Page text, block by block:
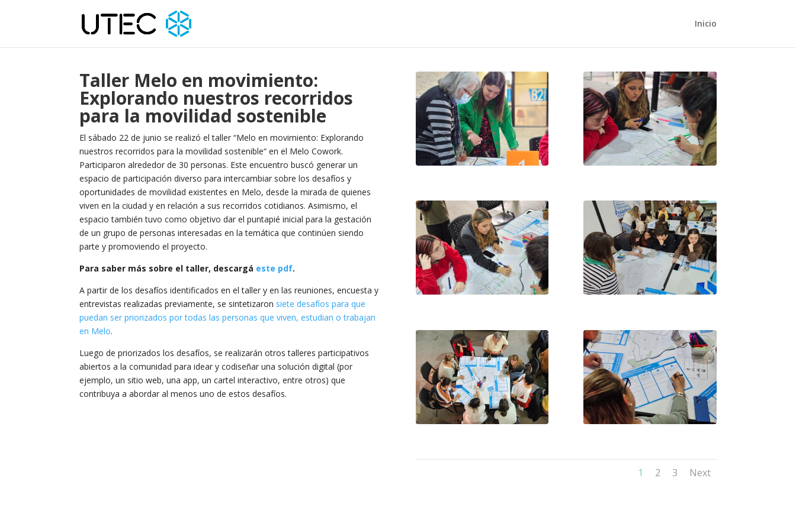
Inicio
Taller Melo en movimiento:
Explorando nuestros recorridos
para la movilidad sostenible
El sábado 22 de junio se realizó el taller “Melo en movimiento: Explorando
nuestros recorridos para la movilidad sostenible“ en el Melo Cowork.
Participaron alrededor de 30 personas. Este encuentro buscó generar un
espacio de participación diverso para intercambiar sobre los desafíos y
oportunidades de movilidad existentes en Melo, desde la mirada de quienes
viven en la ciudad y en relación a sus recorridos cotidianos. Asimismo, el
espacio también tuvo como objetivo dar el puntapié inicial para la gestación
de un grupo de personas interesadas en la temática que continúen siendo
parte y promoviendo el proyecto.
Para saber más sobre el taller, descargá este pdf.
A partir de los desafíos identificados en el taller y en las reuniones, encuesta y
entrevistas realizadas previamente, se sintetizaron siete desafíos para que
puedan ser priorizados por todas las personas que viven, estudian o trabajan
en Melo.
Luego de priorizados los desafíos, se realizarán otros talleres participativos
abiertos a la comunidad para idear y codiseñar una solución digital (por
ejemplo, un sitio web, una app, un cartel interactivo, entre otros) que
contribuya a abordar al menos uno de estos desafíos.
1 2 3 Next